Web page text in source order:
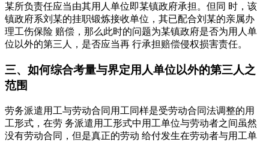
某所负责任应当由其用人单位即某镇政府承担。但同 时，该
镇政府系刘某的挂职锻炼接收单位，其已配合刘某的亲属办
理工伤保险 赔偿，那么此时的问题为某镇政府是否为用人单
位以外的第三人，是否应当再 行承担赔偿侵权损害责任。
三、如何综合考量与界定用人单位以外的第三人之
范围
劳务派遣用工与劳动合同用工同样是受劳动合同法调整的用
工形式，在劳 务派遣用工形式中用工单位与劳动者之间虽然
没有劳动合同，但是真正的劳动 给付发生在劳动者与用工单